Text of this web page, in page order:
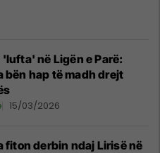
në Ligën e Parë:
bën hap të madh drejt
15/03/2026
fiton derbin ndaj Lirisë në